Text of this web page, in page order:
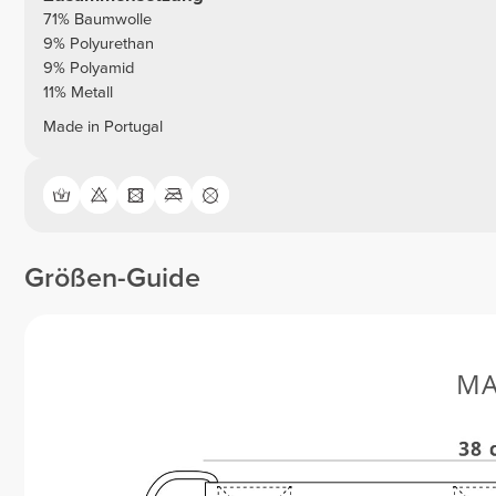
71% Baumwolle
9% Polyurethan
9% Polyamid
11% Metall
Made in Portugal
Größen-Guide